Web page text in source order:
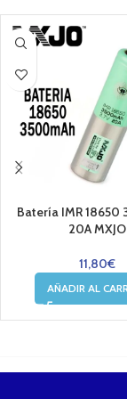
Batería IMR 18650
20A MXJO
11,80€
AÑADIR AL